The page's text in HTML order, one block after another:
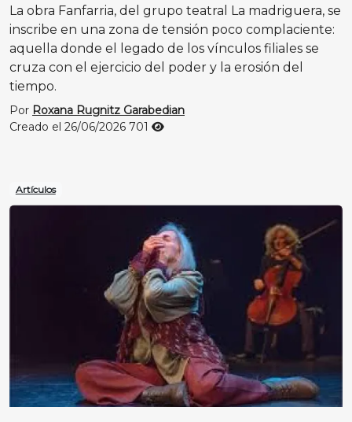
La obra Fanfarria, del grupo teatral La madriguera, se
inscribe en una zona de tensión poco complaciente:
aquella donde el legado de los vínculos filiales se
cruza con el ejercicio del poder y la erosión del
tiempo.
Por Roxana Rugnitz Garabedian
Creado el 26/06/2026 701
Artículos